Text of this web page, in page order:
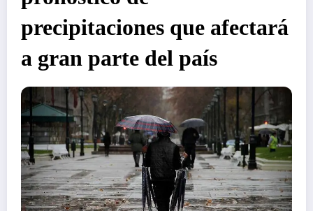
precipitaciones que afectará
a gran parte del país